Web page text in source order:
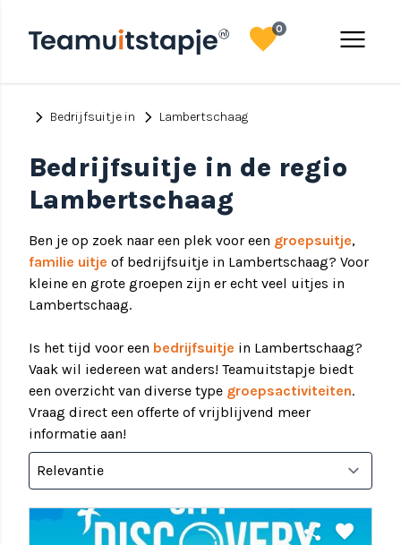
menu
favorite0
chevron_right Bedrijfsuitje in chevron_right Lambertschaag
Bedrijfsuitje in de regio
Lambertschaag
Ben je op zoek naar een plek voor een groepsuitje,
familie uitje of bedrijfsuitje in Lambertschaag? Voor
kleine en grote groepen zijn er echt veel uitjes in
Lambertschaag.
Is het tijd voor een bedrijfsuitje in Lambertschaag?
Vaak wil iedereen wat anders! Teamuitstapje biedt
een overzicht van diverse type groepsactiviteiten.
Vraag direct een offerte of vrijblijvend meer
informatie aan!
share favorite